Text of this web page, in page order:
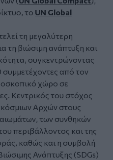
το UN Global
τη μεγαλύτερη
τη βιώσιμη ανάπτυξη και
συγκεντρώνοντας
από τον
χώρο σε
Κεντρικός του στόχος
Αρχών στους
των συνθηκών
περιβάλλοντος και της
καθώς και η συμβολή
Ανάπτυξης (SDGs)